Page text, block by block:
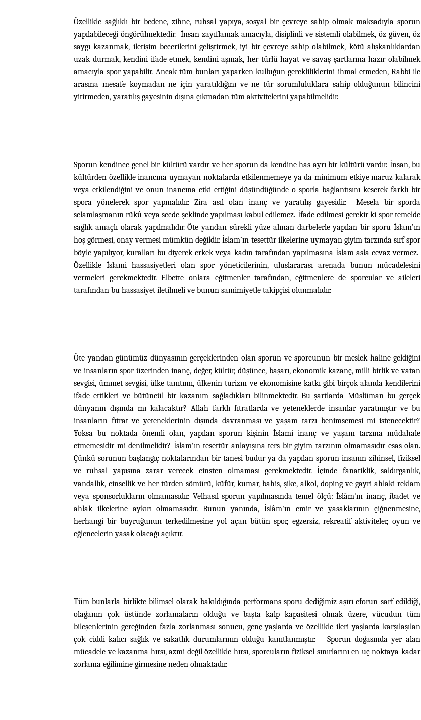
Özellikle sağlıklı bir bedene, zihne, ruhsal yapıya, sosyal bir çevreye sahip olmak maksadıyla sporun
yapılabileceği öngörülmektedir. İnsan zayıflamak amacıyla, disiplinli ve sistemli olabilmek, öz güven, öz
saygı kazanmak, iletişim becerilerini geliştirmek, iyi bir çevreye sahip olabilmek, kötü alışkanlıklardan
uzak durmak, kendini ifade etmek, kendini aşmak, her türlü hayat ve savaş şartlarına hazır olabilmek
amacıyla spor yapabilir. Ancak tüm bunları yaparken kulluğun gerekliliklerini ihmal etmeden, Rabbiile
arasına mesafe koymadan ne için yaratıldığını ve ne tür sorumluluklara sahip olduğunun bilincini
yitirmeden, yaratılış gayesinin dışına çıkmadan tüm aktivitelerini yapabilmelidir.
Sporun kendince genel bir kültürü vardır ve her sporun da kendine has ayrı bir kültürü vardır. İnsan, bu
kültürden özellikle inancına uymayan noktalarda etkilenmemeye ya da minimum etkiye maruz kalarak
veya etkilendiğini ve onun inancına etki ettiğini düşündüğünde o sporla bağlantısını keserek farklı bir
spora yönelerek spor yapmalıdır. Zira asıl olan inanç ve yaratılış gayesidir. Mesela bir sporda
selamlaşmanın rükû veya secde şeklinde yapılması kabul edilemez. İfade edilmesi gerekir ki spor temelde
sağlık amaçlı olarak yapılmalıdır. Öte yandan sürekli yüze alınan darbelerle yapılan bir sporu İslam’ın
hoş görmesi, onay vermesi mümkün değildir. İslam’ın tesettür ilkelerine uymayan giyim tarzında sırf spor
böyle yapılıyor, kuralları bu diyerek erkek veya kadın tarafından yapılmasına İslam asla cevaz vermez.
Özellikle İslami hassasiyetleri olan spor yöneticilerinin, uluslararası arenada bunun mücadelesini
vermeleri gerekmektedir. Elbette onlara eğitmenler tarafından, eğitmenlere de sporcular ve aileleri
tarafından bu hassasiyet iletilmeli ve bunun samimiyetle takipçisi olunmalıdır.
Öte yandan günümüz dünyasının gerçeklerinden olan sporun ve sporcunun bir meslek haline geldiğini
ve insanların spor üzerinden inanç, değer, kültür, düşünce, başarı, ekonomik kazanç, milli birlik ve vatan
sevgisi, ümmet sevgisi, ülke tanıtımı, ülkenin turizm ve ekonomisine katkı gibi birçok alanda kendilerini
ifade ettikleri ve bütüncül bir kazanım sağladıkları bilinmektedir. Bu şartlarda Müslüman bu gerçek
dünyanın dışında mı kalacaktır? Allah farklı fıtratlarda ve yeteneklerde insanlar yaratmıştır ve bu
insanların fıtrat ve yeteneklerinin dışında davranması ve yaşam tarzı benimsemesi mi istenecektir?
Yoksa bu noktada önemli olan,yapılan sporun kişinin İslami inanç ve yaşam tarzına müdahale
etmemesidir mi denilmelidir? İslam’ın tesettür anlayışına ters bir giyim tarzının olmamasıdır esas olan.
Çünkü sorunun başlangıç noktalarından bir tanesi budur ya da yapılan sporun insanın zihinsel, fiziksel
ve ruhsal yapısına zarar verecek cinsten olmaması gerekmektedir. İçinde fanatiklik, saldırganlık,
vandallık, cinsellik ve her türden sömürü, küfür, kumar, bahis, şike, alkol, doping ve gayri ahlaki reklam
veya sponsorlukların olmamasıdır. Velhasıl sporun yapılmasında temel ölçü: İslâm'ın inanç, ibadet ve
ahlak ilkelerine aykırı olmamasıdır. Bunun yanında, İslâm'ın emir ve yasaklarının çiğnenmesine,
herhangi bir buyruğunun terkedilmesine yol açan bütün spor, egzersiz, rekreatif aktiviteler, oyun ve
eğlencelerin yasak olacağı açıktır.
Tüm bunlarla birlikte bilimsel olarak bakıldığında performans sporu dediğimiz aşırı eforun sarf edildiği,
olağanın çok üstünde zorlamaların olduğu ve başta kalp kapasitesi olmak üzere, vücudun tüm
bileşenlerinin gereğinden fazla zorlanması sonucu, genç yaşlarda ve özellikle ileri yaşlarda karşılaşılan
çok ciddi kalıcı sağlık ve sakatlık durumlarının olduğu kanıtlanmıştır. Sporun doğasında yer alan
mücadele ve kazanma hırsı, azmi değil özellikle hırsı, sporcuların fiziksel sınırlarını en uç noktaya kadar
zorlama eğilimine girmesine neden olmaktadır.